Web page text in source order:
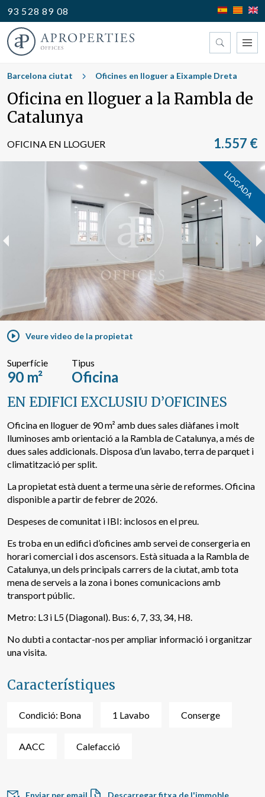
93 528 89 08
Trobi la seva oficina
Tipus
Cercar per text o referència
Cerca avançada
Barcelona ciutat Oficines en lloguer a Eixample Dreta
Oficina en lloguer a la Rambla de
Catalunya
OFICINA EN LLOGUER 1.557 €
LLOGADA
Veure video de la propietat
Superfície
90 m²
Tipus
Oficina
EN EDIFICI EXCLUSIU D’OFICINES
Oficina en lloguer de 90 m² amb dues sales diàfanes i molt
lluminoses amb orientació a la Rambla de Catalunya, a més de
dues sales addicionals. Disposa d’un lavabo, terra de parquet i
climatització per split.
La propietat està duent a terme una sèrie de reformes. Oficina
disponible a partir de febrer de 2026.
Despeses de comunitat i IBI: inclosos en el preu.
Es troba en un edifici d’oficines amb servei de consergeria en
horari comercial i dos ascensors. Està situada a la Rambla de
Catalunya, un dels principals carrers de la ciutat, amb tota
mena de serveis a la zona i bones comunicacions amb
transport públic.
Metro: L3 i L5 (Diagonal). Bus: 6, 7, 33, 34, H8.
No dubti a contactar-nos per ampliar informació i organitzar
una visita.
Característiques
Condició: Bona 1 Lavabo Conserge
AACC Calefacció
Enviar per email Descarregar fitxa de l'immoble
navegador podent, si així ho desitja, impedir que siguin